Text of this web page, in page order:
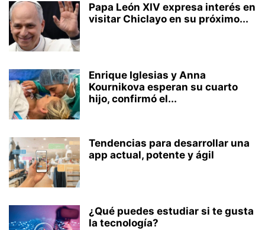
Papa León XIV expresa interés en
visitar Chiclayo en su próximo...
Enrique Iglesias y Anna
Kournikova esperan su cuarto
hijo, confirmó el...
Tendencias para desarrollar una
app actual, potente y ágil
¿Qué puedes estudiar si te gusta
la tecnología?